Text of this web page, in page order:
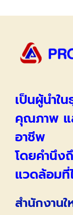
เป็นผู้นำใ
คุณภาพ แ
อาชีพ
โดยคำนึง
แวดล้อมที่
สำนักงาน